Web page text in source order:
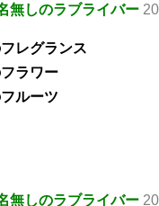
無しのラブライバー
レグランス
ラワー
ルーツ
無しのラブライバー